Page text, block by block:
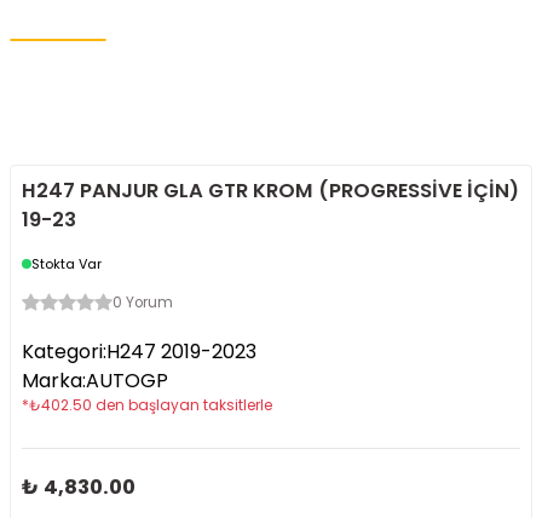
H247 PANJUR GLA GTR KROM (PROGRESSİVE İÇİN)
19-23
Stokta Var
0 Yorum
Kategori:H247 2019-2023
Marka:AUTOGP
*₺402.50 den başlayan taksitlerle
₺ 4,830.00